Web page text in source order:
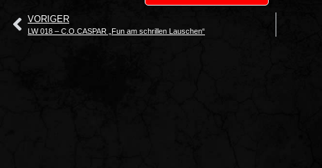
VORIGER
LW 018 – C.O.CASPAR „Fun am schrillen Lauschen“